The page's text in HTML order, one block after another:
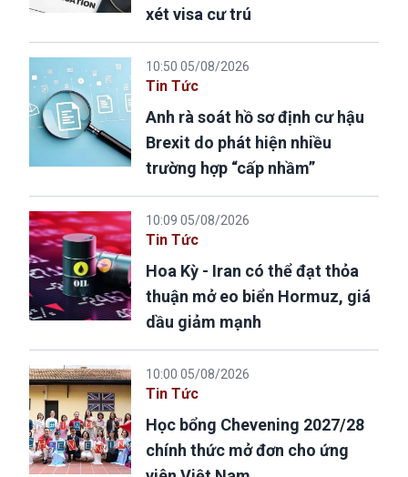
xét visa cư trú
10:50 05/08/2026
Tin Tức
Anh rà soát hồ sơ định cư hậu
Brexit do phát hiện nhiều
trường hợp “cấp nhầm”
10:09 05/08/2026
Tin Tức
Hoa Kỳ - Iran có thể đạt thỏa
thuận mở eo biển Hormuz, giá
dầu giảm mạnh
10:00 05/08/2026
Tin Tức
Học bổng Chevening 2027/28
chính thức mở đơn cho ứng